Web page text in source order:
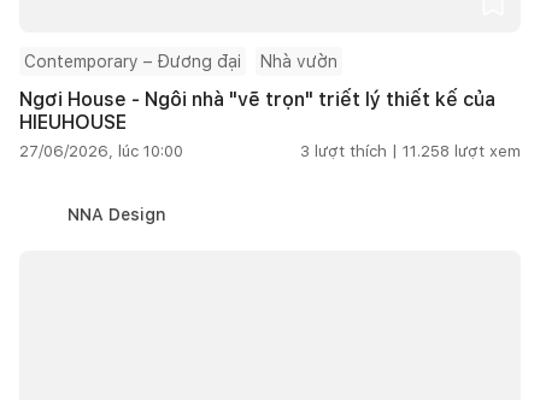
Contemporary – Đương đại Nhà vườn
Ngơi House - Ngôi nhà "vẽ trọn" triết lý thiết kế của
HIEUHOUSE
27/06/2026, lúc 10:00 3 lượt thích | 11.258 lượt xem
NNA Design